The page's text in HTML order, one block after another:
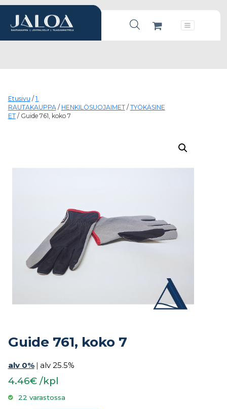
Products search
Päävalikko
Etusivu / 1.
RAUTAKAUPPA/ HENKILÖSUOJAIMET/ TYÖKÄSINE
ET/ Guide 761, koko 7
Guide 761, koko 7
alv 0% | alv 25.5%
4.46€ /kpl
22 varastossa